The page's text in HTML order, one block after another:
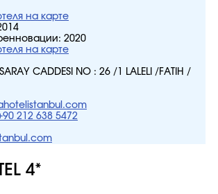
на карте
2020
на карте
CADDESI NO : 26 /1 LALELI /FATIH /
212 638 5472
4*